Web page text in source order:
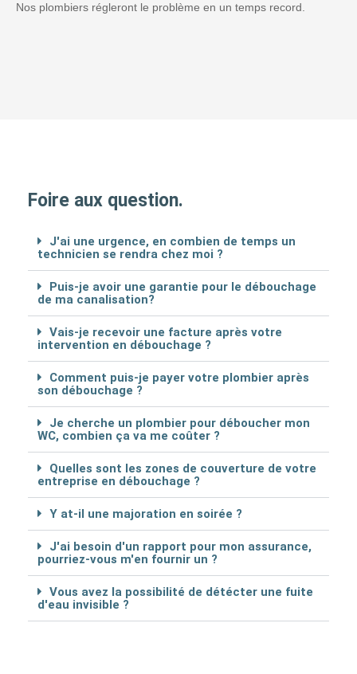
Nos plombiers régleront le problème en un temps record.
Foire aux question.
J'ai une urgence, en combien de temps un
technicien se rendra chez moi ?
Puis-je avoir une garantie pour le débouchage
de ma canalisation?
Vais-je recevoir une facture après votre
intervention en débouchage ?
Comment puis-je payer votre plombier après
son débouchage ?
Je cherche un plombier pour déboucher mon
WC, combien ça va me coûter ?
Quelles sont les zones de couverture de votre
entreprise en débouchage ?
Y at-il une majoration en soirée ?
J'ai besoin d'un rapport pour mon assurance,
pourriez-vous m'en fournir un ?
Vous avez la possibilité de détécter une fuite
d'eau invisible ?